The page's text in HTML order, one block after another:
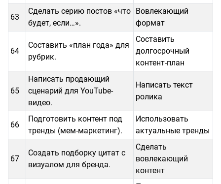
63
Сделать серию постов «что
будет, если…».
Вовлекающий
формат
64
Составить «план года» для
рубрик.
Составить
долгосрочный
контент-план
65
Написать продающий
сценарий для YouTube-
видео.
Написать текст
ролика
66
Подготовить контент под
тренды (мем-маркетинг).
Использовать
актуальные тренды
67
Создать подборку цитат с
визуалом для бренда.
Сделать
вовлекающий
контент